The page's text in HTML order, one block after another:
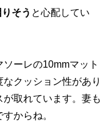
そう と心配してい
ーレの10mmマット
クッション性があり
取れています。妻も
からね。